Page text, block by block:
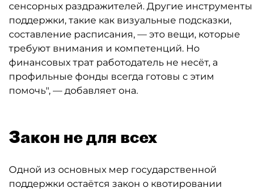
сенсорных раздражителей. Другие инструменты
поддержки, такие как визуальные подсказки,
составление расписания, — это вещи, которые
требуют внимания и компетенций. Но
финансовых трат работодатель не несёт, а
профильные фонды всегда готовы с этим
помочь", — добавляет она.
Закон не для всех
Одной из основных мер государственной
поддержки остаётся закон о квотировании